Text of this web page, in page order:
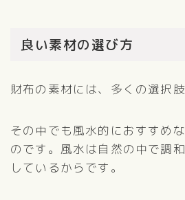
良い素材の選び方
財布の素材には、多くの選択肢
その中でも風水的におすすめ
のです。風水は自然の中で調
しているからです。